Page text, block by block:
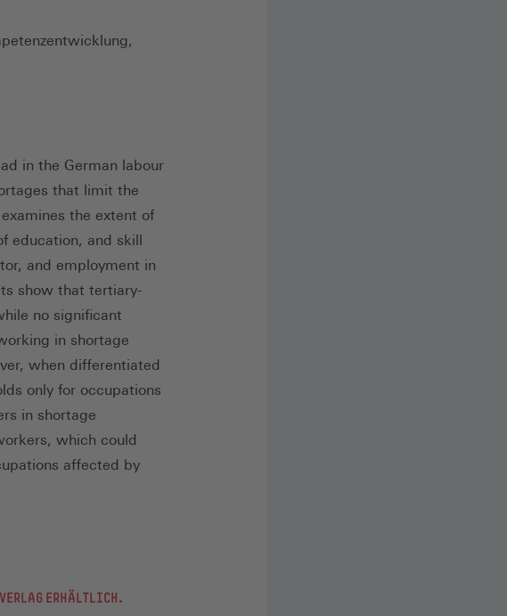
in the German labour
that limit the
the extent of
education, and skill
and employment in
show that tertiary-
no significant
in shortage
when differentiated
only for occupations
in shortage
which could
affected by
ERHÄLTLICH.